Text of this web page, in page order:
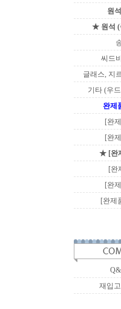
원
★ 원석 (
씨드
글래스, 지
기타 (우
완제
[완
[완
★ [완
[완
[완
[완제
재입